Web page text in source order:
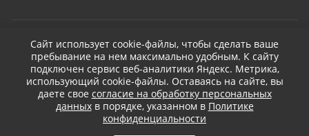
2026 © ДЕТЕЙЛИНГ-МАРКЕТ АВТОНОВЬЕ
Сайт использует cookie-файлы, чтобы сделать ваше
пребывание на нем максимально удобным. К cайту
подключен сервис веб-аналитики Яндекс. Метрика,
использующий cookie-файлы. Оставаясь на сайте, вы
даете свое согласие на обработку персональных
данныхв порядке, указанном в Политике
конфиденциальности